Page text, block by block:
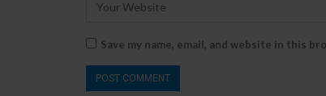
Save my name, email, and website in this